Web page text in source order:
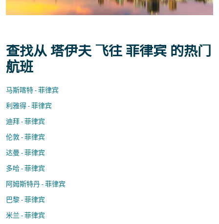
查找从 塔伊夫 飞往 菲律宾 的热门
航班
马斯喀特 - 菲律宾
利雅得 - 菲律宾
迪拜 - 菲律宾
伦敦 - 菲律宾
达曼 - 菲律宾
多哈 - 菲律宾
阿姆斯特丹 - 菲律宾
巴黎 - 菲律宾
米兰 - 菲律宾